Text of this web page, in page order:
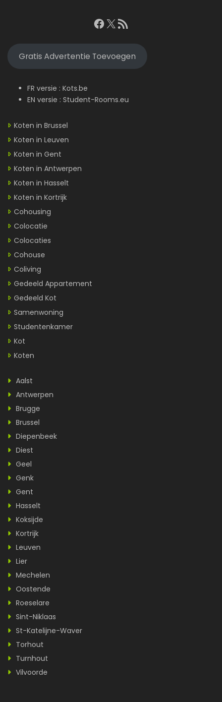
Facebook
X RSS feed
Gratis Advertentie Toevoegen
FR versie : Kots.be
EN versie : Student-Rooms.eu
Koten in Brussel
Koten in Leuven
Koten in Gent
Koten in Antwerpen
Koten in Hasselt
Koten in Kortrijk
Cohousing
Colocatie
Colocaties
Cohouse
Coliving
Gedeeld Appartement
Gedeeld Kot
Samenwoning
Studentenkamer
Kot
Koten
Aalst
Antwerpen
Brugge
Brussel
Diepenbeek
Diest
Geel
Genk
Gent
Hasselt
Koksijde
Kortrijk
Leuven
Lier
Mechelen
Oostende
Roeselare
Sint-Niklaas
St-Katelijne-Waver
Torhout
Turnhout
Vilvoorde